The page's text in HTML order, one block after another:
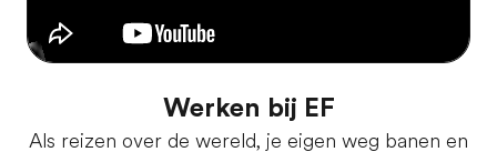
Werken bij EF
Als reizen over de wereld, je eigen weg banen en